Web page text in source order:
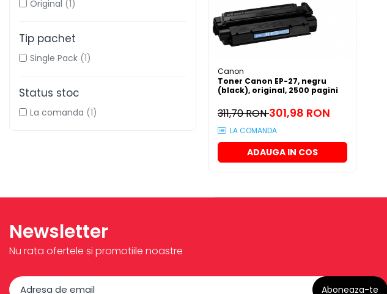
Consumabile imprimanta
Tonere
Drum unit
Capete imprimare
Cartuse inkjet si cerneala
Cartuse compatibile
Drum unit compatibile
Imprimante 3D
Original (1)
Tip pachet
Single Pack (1)
Status stoc
La comanda (1)
Canon
Toner Canon EP-27, negru
(black), original, 2500 pagini
311,70 RON301,98 RON
LA COMANDA
ADAUGA IN COS
Newsletter
Nu rata ofertele si promotiile noastre